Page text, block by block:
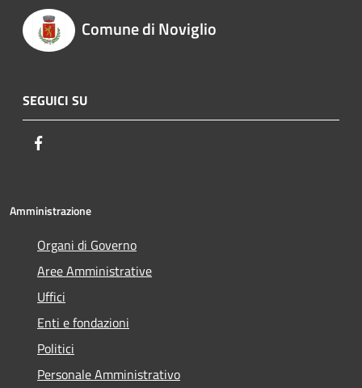
Comune di Noviglio
SEGUICI SU
Amministrazione
Organi di Governo
Aree Amministrative
Uffici
Enti e fondazioni
Politici
Personale Amministrativo